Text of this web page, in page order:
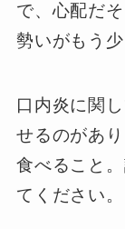
で、心配だ
勢いがもう
口内炎に関
せるのがあ
食べること
てください。